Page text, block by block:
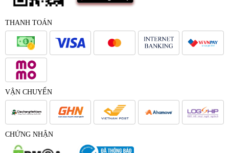
THANH TOÁN
VẬN CHUYỂN
CHỨNG NHẬN